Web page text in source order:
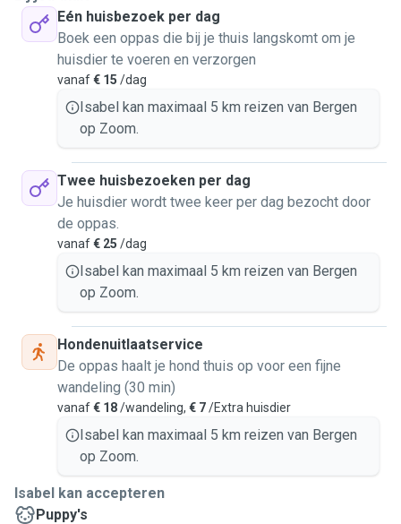
Eén huisbezoek per dag
Boek een oppas die bij je thuis langskomt om je
huisdier te voeren en verzorgen
vanaf€ 15 /dag
Isabel kan maximaal 5 km reizen van Bergen
op Zoom.
Twee huisbezoeken per dag
Je huisdier wordt twee keer per dag bezocht door
de oppas.
vanaf€ 25 /dag
Isabel kan maximaal 5 km reizen van Bergen
op Zoom.
Hondenuitlaatservice
De oppas haalt je hond thuis op voor een fijne
wandeling (30 min)
vanaf€ 18/wandeling, € 7/Extra huisdier
Isabel kan maximaal 5 km reizen van Bergen
op Zoom.
Isabel kan accepteren
Puppy's